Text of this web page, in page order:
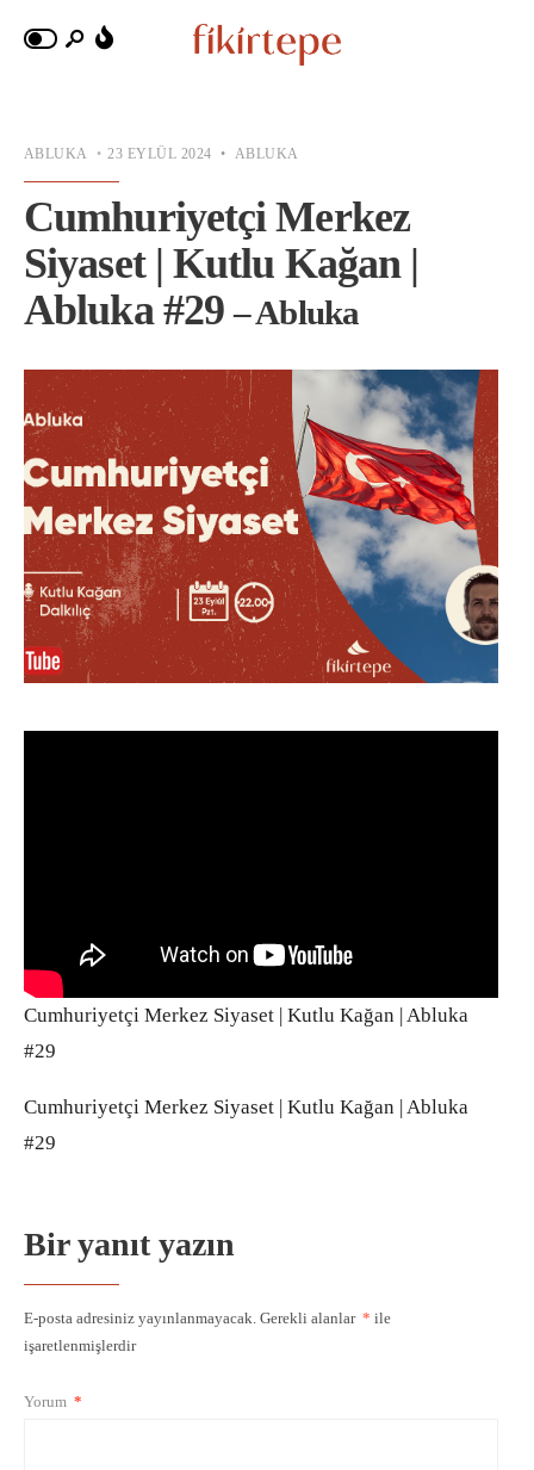
ABLUKA • 23 EYLÜL 2024 • ABLUKA
Cumhuriyetçi Merkez
Siyaset | Kutlu Kağan |
Abluka #29– Abluka
Cumhuriyetçi Merkez Siyaset | Kutlu Kağan | Abluka
#29
Cumhuriyetçi Merkez Siyaset | Kutlu Kağan | Abluka
#29
Bir yanıt yazın
E-posta adresiniz yayınlanmayacak. Gerekli alanlar * ile
işaretlenmişlerdir
Yorum *